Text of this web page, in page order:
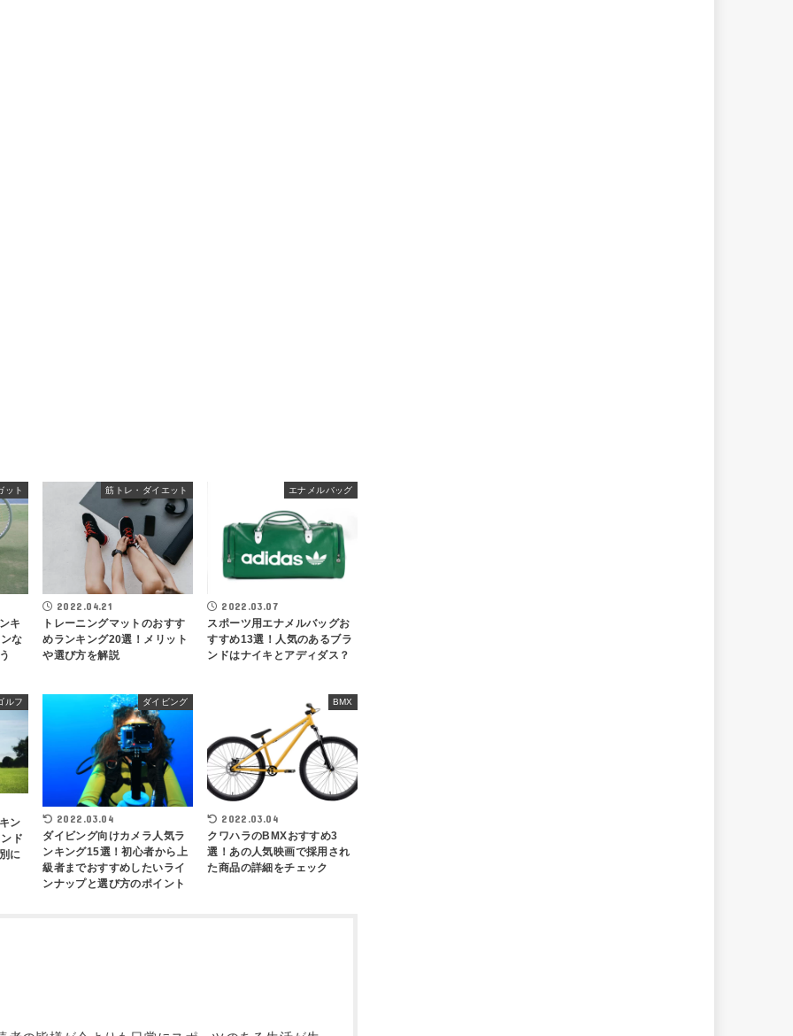
ット
キ
な
筋トレ・ダイエット
2022.04.21
トレーニングマットのおすす
めランキング20選！メリット
や選び方を解説
エナメルバッグ
2022.03.07
スポーツ用エナメルバッグお
すすめ13選！人気のあるブラ
ンドはナイキとアディダス？
ルフ
ン
ド
に
ダイビング
2022.03.04
ダイビング向けカメラ人気ラ
ンキング15選！初心者から上
級者までおすすめしたいライ
ンナップと選び方のポイント
BMX
2022.03.04
クワハラのBMXおすすめ3
選！あの人気映画で採用され
た商品の詳細をチェック